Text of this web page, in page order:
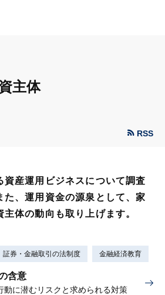
主体
RSS
資産運用ビジネスについて調査
た、運用資金の源泉として、家
体の動向も取り上げます。
証券・金融取引の法制度 金融経済教育
含意
動に潜むリスクと求められる対策